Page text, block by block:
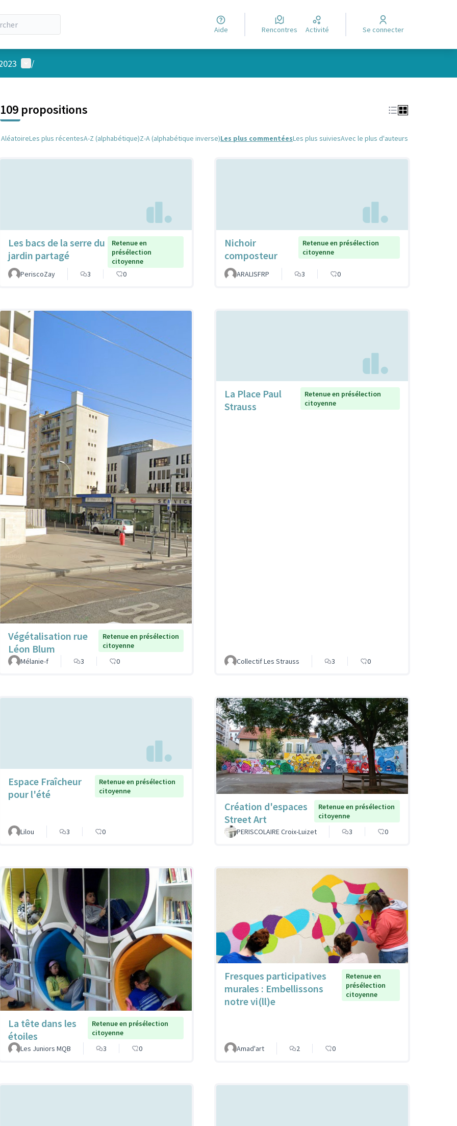
Aide Rencontres Activité Se connecter
Menu utilisateur
/
109 propositions
AléatoireLes plus récentesA-Z (alphabétique)Z-A (alphabétique inverse)Les plus commentéesLes plus suiviesAvec le plus d'auteurs
Les bacs de la serre du
jardin partagé
Retenue en
présélection
citoyenne
PeriscoZay
3 0
Nichoir
composteur
Retenue en présélection
citoyenne
ARALISFRP 3 0
Végétalisation rue
Léon Blum
Retenue en présélection
citoyenne
Mélanie-f
3 0
La Place Paul
Strauss
Retenue en présélection
citoyenne
Collectif Les Strauss 3 0
Espace Fraîcheur
pour l'été
Retenue en présélection
citoyenne
Lilou 3 0
Création d'espaces
Street Art
Retenue en présélection
citoyenne
PERISCOLAIRE Croix-Luizet
3 0
La tête dans les
étoiles
Retenue en présélection
citoyenne
Les Juniors MQB
3 0
Fresques participatives
murales : Embellissons
notre vi(ll)e
Retenue en
présélection
citoyenne
Amad'art 2 0